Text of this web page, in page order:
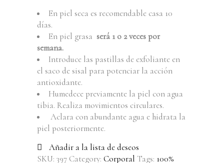
En piel seca es recomendable casa 10
días.
En piel grasa será 1 o 2 veces por
semana.
Introduce las pastillas de exfoliante en
el saco de sisal para potenciar la acción
antioxidante.
Humedece previamente la piel con agua
tibia. Realiza movimientos circulares.
Aclara con abundante agua e hidrata la
piel posteriormente.
Añadir a la lista de deseos
SKU: 397 Category: Corporal Tags: 100%